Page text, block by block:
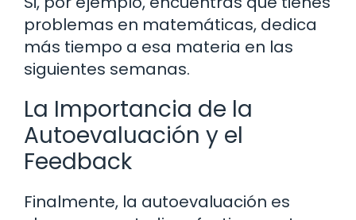
problemas en matemáticas, dedica
más tiempo a esa materia en las
siguientes semanas.
La Importancia de la
Autoevaluación y el
Feedback
Finalmente, la autoevaluación es